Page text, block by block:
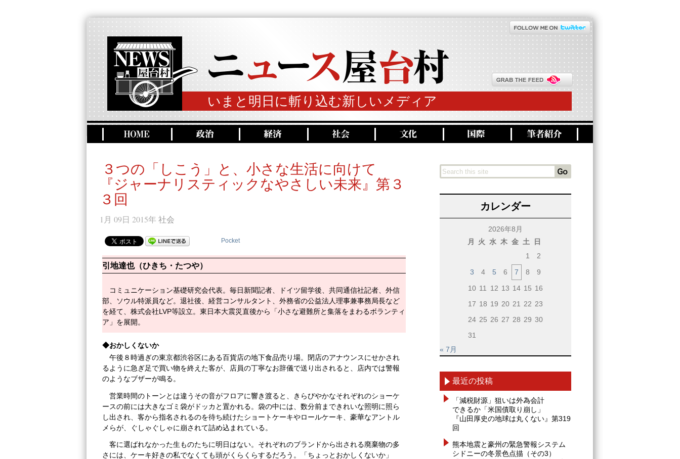
いまと明日に斬り込む新しいメディア
３つの「しこう」と、小さな生活に向けて
『ジャーナリスティックなやさしい未来』第３
３回
1月 09日 2015年 社会
Pocket
引地達也（ひきち・たつや）
コミュニケーション基礎研究会代表。毎日新聞記者、ドイツ留学後、共同通信社記者、外信
部、ソウル特派員など。退社後、経営コンサルタント、外務省の公益法人理事兼事務局長など
を経て、株式会社LVP等設立。東日本大震災直後から「小さな避難所と集落をまわるボランティ
ア」を展開。
◆おかしくないか
午後８時過ぎの東京都渋谷区にある百貨店の地下食品売り場。閉店のアナウンスにせかされ
るように急ぎ足で買い物を終えた客が、店員の丁寧なお辞儀で送り出されると、店内では警報
のようなブザーが鳴る。
営業時間のトーンとは違うその音がフロアに響き渡ると、きらびやかなそれぞれのショーケ
ースの前には大きなゴミ袋がドッカと置かれる。袋の中には、数分前まできれいな照明に照ら
し出され、客から指名されるのを待ち続けたショートケーキやロールケーキ、豪華なアントル
メらが、ぐしゃぐしゃに崩されて詰め込まれている。
客に選ばれなかった生ものたちに明日はない。それぞれのブランドから出される廃棄物の多
さには、ケーキ好きの私でなくても頭がくらくらするだろう。「ちょっとおかしくないか」
カレンダー
2026年8月
月
火 水 木 金 土
日
1
2
3
4 5 6 7 8
9
10 11 12 13 14 15 16
17 18 19 20 21 22 23
24 25 26 27 28 29 30
31
« 7月
最近の投稿
「減税財源」狙いは外為会計
できるか「米国債取り崩し」
『山田厚史の地球は丸くない』第319
回
熊本地震と豪州の緊急警報システム
シドニーの冬景色点描（その3）